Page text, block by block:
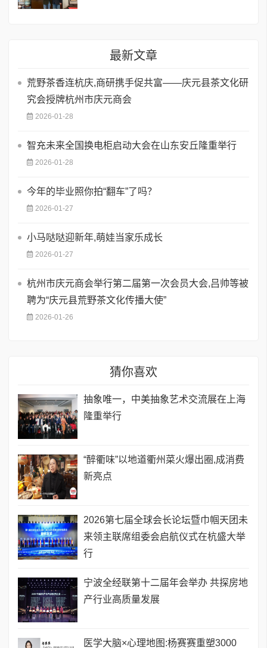
最新文章
荒野茶香连杭庆,商研携手促共富——庆元县茶文化研
究会授牌杭州市庆元商会
2026-01-28
智充未来全国换电柜启动大会在山东安丘隆重举行
2026-01-28
今年的毕业照你拍“翻车”了吗？
2026-01-27
小马哒哒迎新年,萌娃当家乐成长
2026-01-27
杭州市庆元商会举行第二届第一次会员大会,吕帅等被
聘为“庆元县荒野茶文化传播大使”
2026-01-26
猜你喜欢
抽象唯一，中美抽象艺术交流展在上海
隆重举行
“醉衢味”以地道衢州菜火爆出圈,成消费
新亮点
2026第七届全球会长论坛暨巾帼天团未
来领主联席组委会启航仪式在杭盛大举
行
宁波全经联第十二届年会举办 共探房地
产行业高质量发展
医学大脑×心理地图:杨赛赛重塑3000